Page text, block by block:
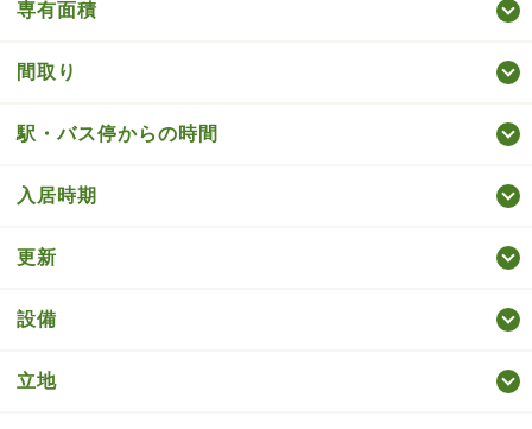
専有面積
間取り
駅・バス停からの時間
入居時期
更新
設備
立地